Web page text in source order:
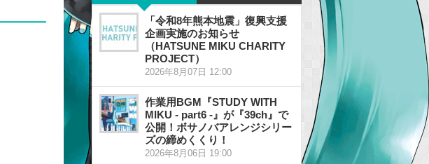
「令和8年熊本地震」復興支援
企画実施のお知らせ
（HATSUNE MIKU CHARITY
PROJECT）
2026年8月07日 12:00
作業用BGM『STUDY WITH
MIKU - part6 -』が『39ch』で
公開！ボサノバアレンジシリー
ズの締めくくり！
2026年8月06日 19:00